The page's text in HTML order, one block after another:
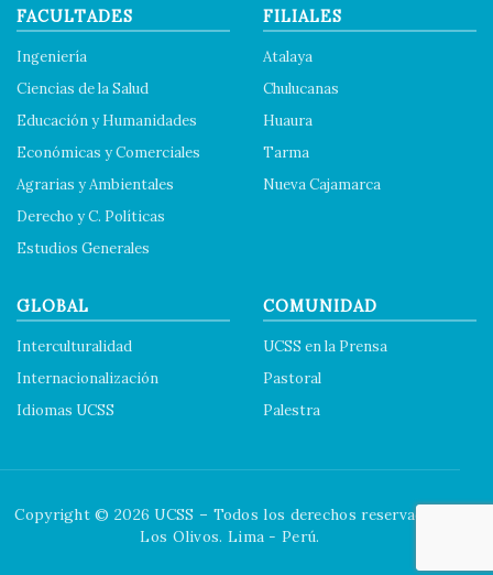
FACULTADES
Ingeniería
Ciencias de la Salud
Educación y Humanidades
Económicas y Comerciales
Agrarias y Ambientales
Derecho y C. Políticas
Estudios Generales
FILIALES
Atalaya
Chulucanas
Huaura
Tarma
Nueva Cajamarca
GLOBAL
Interculturalidad
Internacionalización
Idiomas UCSS
COMUNIDAD
UCSS en la Prensa
Pastoral
Palestra
Copyright © 2026 UCSS – Todos los derechos reservados.
Los Olivos. Lima - Perú.